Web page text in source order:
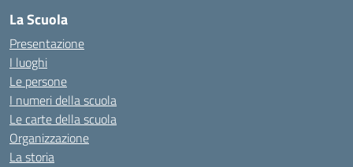
La Scuola
Presentazione
I luoghi
Le persone
I numeri della scuola
Le carte della scuola
Organizzazione
La storia